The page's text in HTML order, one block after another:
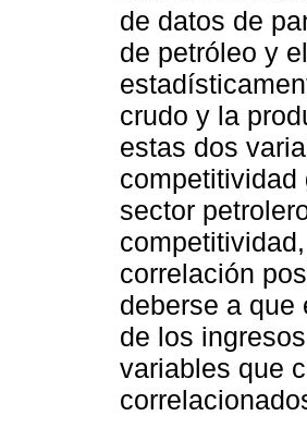
de datos de
de petróleo y
crudo y la
estas dos
competitividad
sector
correlación
deberse a que
de los
variables que